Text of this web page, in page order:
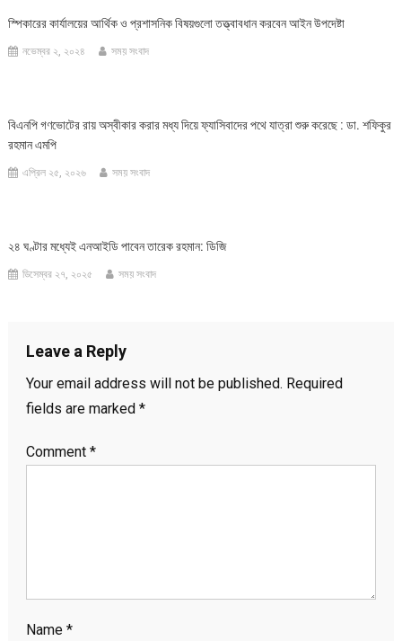
স্পিকারের কার্যালয়ের আর্থিক ও প্রশাসনিক বিষয়গুলো তত্ত্বাবধান করবেন আইন উপদেষ্টা
নভেম্বর ২, ২০২৪ সময় সংবাদ
বিএনপি গণভোটের রায় অস্বীকার করার মধ্য দিয়ে ফ্যাসিবাদের পথে যাত্রা শুরু করেছে : ডা. শফিকুর
রহমান এমপি
এপ্রিল ২৫, ২০২৬ সময় সংবাদ
২৪ ঘণ্টার মধ্যেই এনআইডি পাবেন তারেক রহমান: ডিজি
ডিসেম্বর ২৭, ২০২৫ সময় সংবাদ
Leave a Reply
Your email address will not be published. Required
fields are marked *
Comment *
Name *